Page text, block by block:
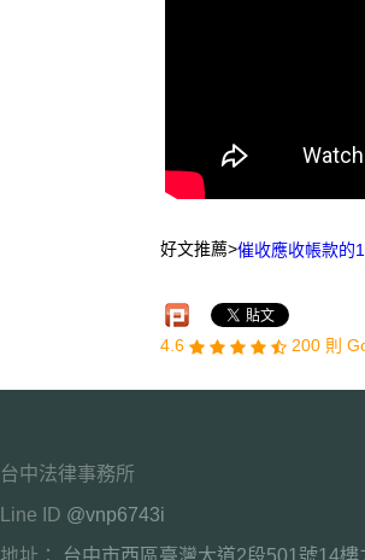
好文推薦>催收應收帳款的
4.6 200 則
台中法律事務所
Line ID @vnp6743i
地址：
台中市西區臺灣大道2段501號14樓